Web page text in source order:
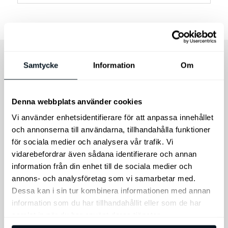
Samtycke Information Om
Denna webbplats använder cookies
Vi använder enhetsidentifierare för att anpassa innehållet
och annonserna till användarna, tillhandahålla funktioner
för sociala medier och analysera vår trafik. Vi
vidarebefordrar även sådana identifierare och annan
information från din enhet till de sociala medier och
annons- och analysföretag som vi samarbetar med.
Dessa kan i sin tur kombinera informationen med annan
information som du har tillhandahållit eller som de har
RELATERADE PRODUKTER
Rea!
Pannlampa, Ledwise
Kia EV6 GT-Line
gummi